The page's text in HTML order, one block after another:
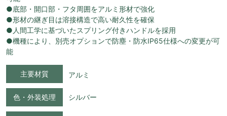
●底部・開口部・フタ周囲をアルミ形材で強化
●形材の継ぎ目は溶接構造で高い耐久性を確保
●人間工学に基づいたスプリング付きハンドルを採用
●機種により、別売オプションで防塵・防水IP65仕様への変更が可
能
主要材質 アルミ
色・外装処理 シルバー